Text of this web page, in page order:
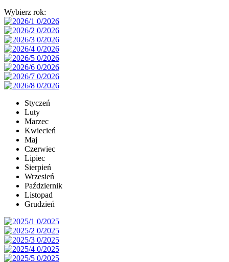
Wybierz rok:
Styczeń
Luty
Marzec
Kwiecień
Maj
Czerwiec
Lipiec
Sierpień
Wrzesień
Październik
Listopad
Grudzień